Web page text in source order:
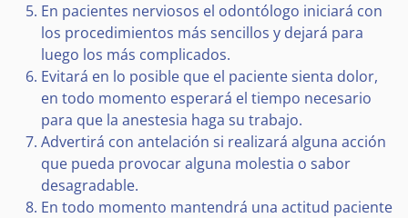
En pacientes nerviosos el odontólogo iniciará con
los procedimientos más sencillos y dejará para
luego los más complicados.
Evitará en lo posible que el paciente sienta dolor,
en todo momento esperará el tiempo necesario
para que la anestesia haga su trabajo.
Advertirá con antelación si realizará alguna acción
que pueda provocar alguna molestia o sabor
desagradable.
En todo momento mantendrá una actitud paciente